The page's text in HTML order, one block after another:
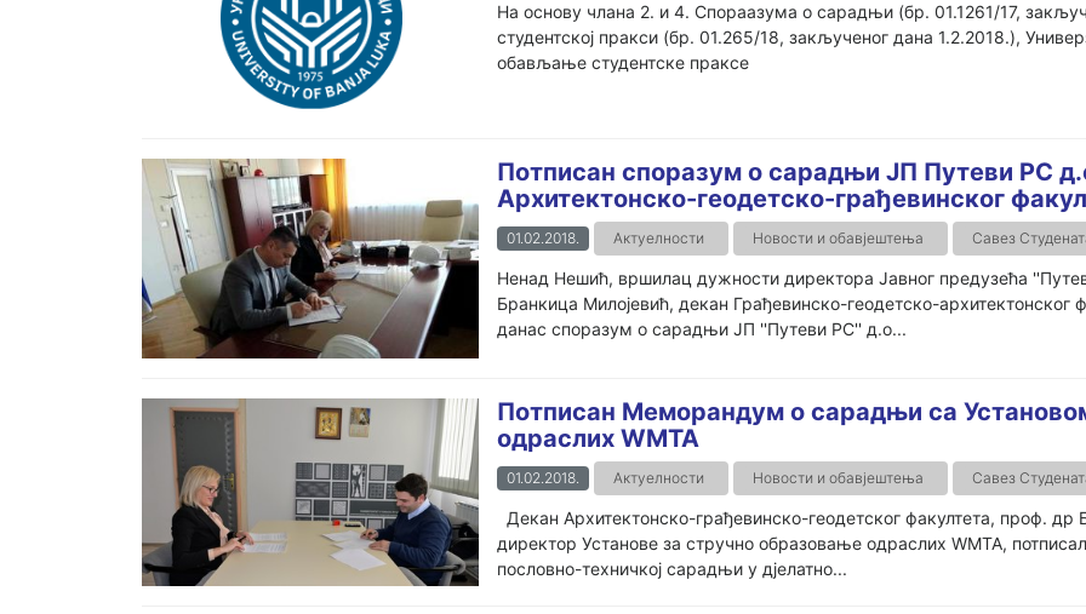
На основу члана 2. и 4. Спораазума о сарадњи (бр. 01.1261/17,
студентској пракси (бр. 01.265/18, закљученог дана 1.2.2018.),
обављање студентске праксе
Потписан споразум о сарадњи ЈП Путеви РС
Aрхитектонско-геодетско-грађевинског
01.02.2018. Актуелности Новости и обавјештења Савез
Ненад Нешић, вршилац дужности директора Јавног предузећа
Бранкица Милојевић, декан Грађевинско-геодетско-
данас споразум о сарадњи ЈП ''Путеви РС'' д.о...
Потписан Меморандум о сарадњи са
одраслих WМТА
01.02.2018. Актуелности Новости и обавјештења Савез
Декан Архитектонско-грађевинско-геодетског факултета, проф.
директор Установе за стручно образовање одраслих WМТА,
пословно-техничкој сарадњи у дјелатно...